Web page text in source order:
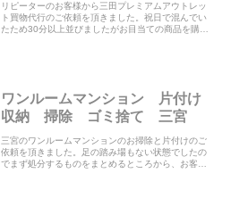
リピーターのお客様から三田プレミアムアウトレッ
ト買物代行のご依頼を頂きました。祝日で混んでい
たため30分以上並びましたがお目当ての商品を購入
ワンルームマンション 片付け
収納 掃除 ゴミ捨て 三宮
三宮のワンルームマンションのお掃除と片付けのご
依頼を頂きました。足の踏み場もない状態でしたの
でまず処分するものをまとめるところから、お客様